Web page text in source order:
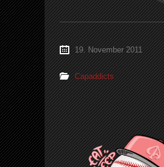
19. November 2011
Capaddicts